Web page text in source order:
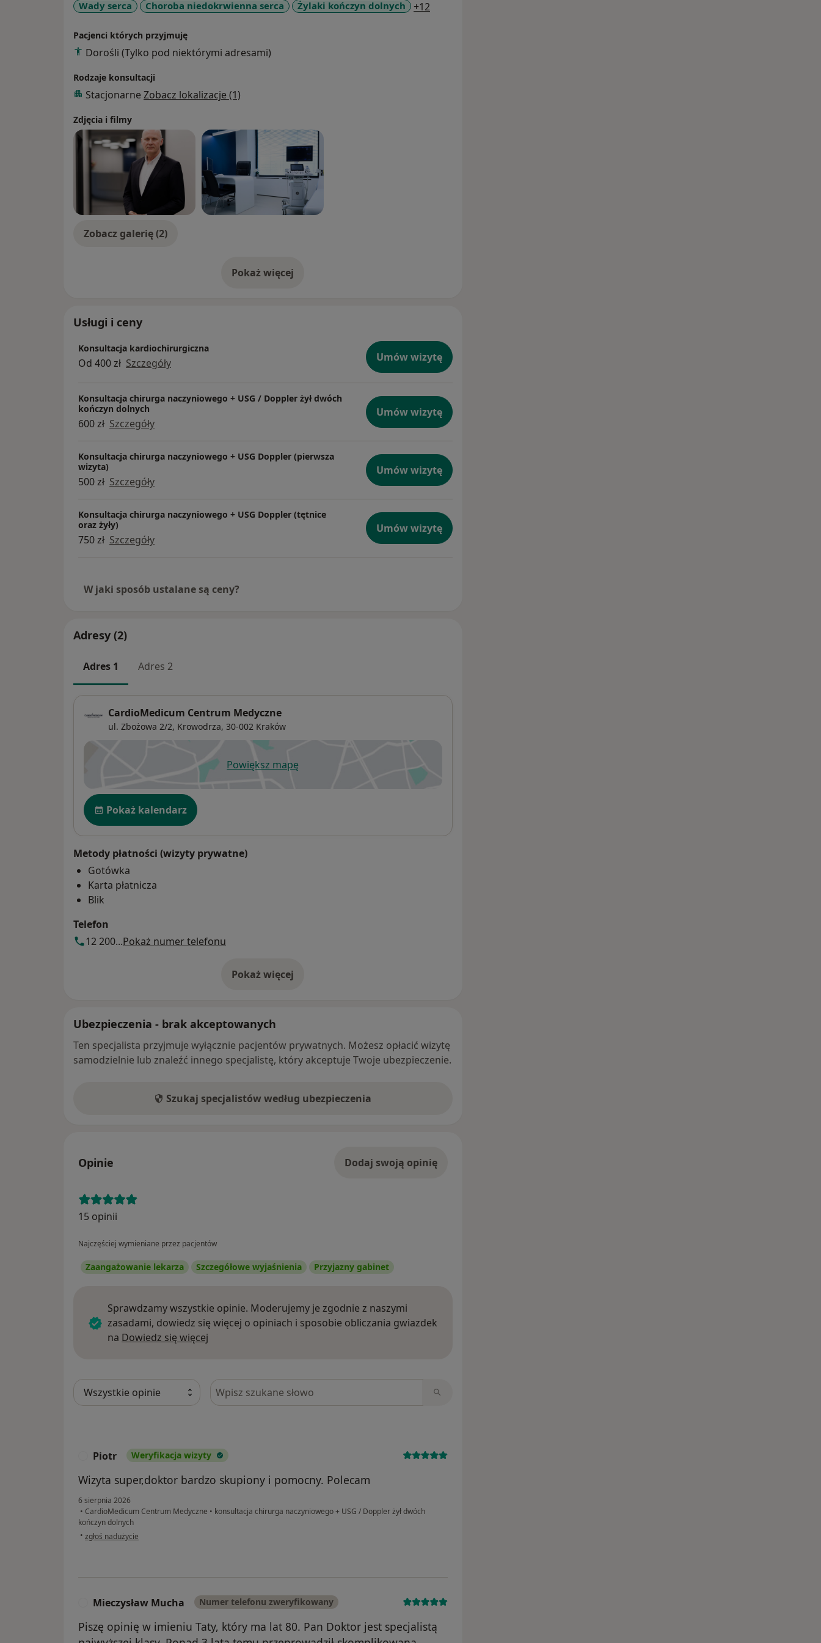
Wady serca Choroba niedokrwienna serca Żylaki kończyn dolnych +12
Pacjenci których przyjmuję
Dorośli (Tylko pod niektórymi adresami)
Rodzaje konsultacji
Stacjonarne Zobacz lokalizacje (1)
Zdjęcia i filmy
Zobacz galerię (2)
Pokaż więcejo doświadczeniu
Usługi i ceny
Konsultacja kardiochirurgiczna
Od 400 zł Szczegóły Umów wizytę
Konsultacja chirurga naczyniowego + USG / Doppler żył dwóch
kończyn dolnych
600 zł Szczegóły
Umów wizytę
Konsultacja chirurga naczyniowego + USG Doppler (pierwsza
wizyta)
500 zł Szczegóły
Umów wizytę
Konsultacja chirurga naczyniowego + USG Doppler (tętnice
oraz żyły)
750 zł Szczegóły
Umów wizytę
W jaki sposób ustalane są ceny?
Adresy (2)
Adres 1 Adres 2
CardioMedicum Centrum Medyczne
ul. Zbożowa 2/2, Krowodrza, 30-002 Kraków
Powiększ mapęotwiera się w nowej karcie
Dostępność
Pokaż kalendarz
Metody płatności (wizyty prywatne)
Gotówka
Karta płatnicza
Blik
Telefon
12 200...Pokaż numer telefonu
Pokaż więcej
o adresie
Ubezpieczenia - brak akceptowanych
Ten specjalista przyjmuje wyłącznie pacjentów prywatnych. Możesz opłacić wizytę
samodzielnie lub znaleźć innego specjalistę, który akceptuje Twoje ubezpieczenie.
Szukaj specjalistów według ubezpieczenia
Opinie Dodaj swoją opinię
15 opinii
Najczęściej wymieniane przez pacjentów
Zaangażowanie lekarza Szczegółowe wyjaśnienia Przyjazny gabinet
Sprawdzamy wszystkie opinie. Moderujemy je zgodnie z naszymi
zasadami, dowiedz się więcej o opiniach i sposobie obliczania gwiazdek
na Dowiedz się więcej
Szukaj w opiniach
Piotr Weryfikacja wizyty
Wizyta super,doktor bardzo skupiony i pomocny. Polecam
6 sierpnia 2026
• CardioMedicum Centrum Medyczne • konsultacja chirurga naczyniowego + USG / Doppler żył dwóch
kończyn dolnych
• w opinii użytkownika Piotr
zgłoś nadużycie
Mieczysław Mucha Numer telefonu zweryfikowany
Piszę opinię w imieniu Taty, który ma lat 80. Pan Doktor jest specjalistą